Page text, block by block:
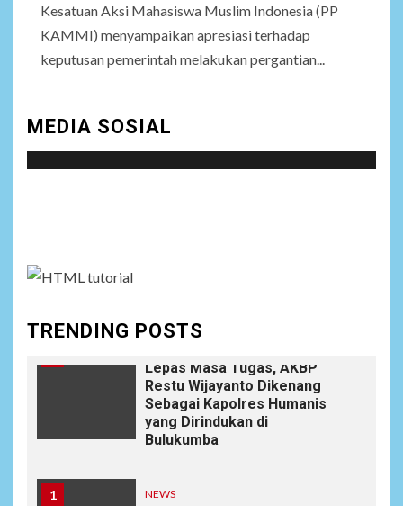
Kesatuan Aksi Mahasiswa Muslim Indonesia (PP
KAMMI) menyampaikan apresiasi terhadap
keputusan pemerintah melakukan pergantian...
MEDIA SOSIAL
TRENDING POSTS
8
NEWS
Istri AKP Padlun Alfitri Minta
Perlindungan Hukum,
Satreskrim Polres Batu Bara
Lepas Masa Tugas, AKBP
Restu Wijayanto Dikenang
Sebagai Kapolres Humanis
yang Dirindukan di
Bulukumba
1 NEWS